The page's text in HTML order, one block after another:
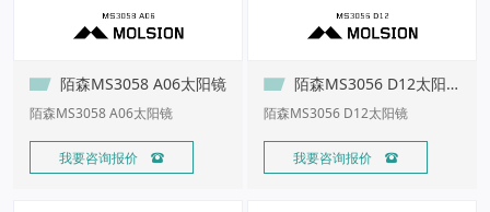
陌森MS3058 A06太阳镜
陌森MS3058 A06太阳镜
我要咨询报价 
陌森MS3056 D12太阳镜
陌森MS3056 D12太阳镜
我要咨询报价 